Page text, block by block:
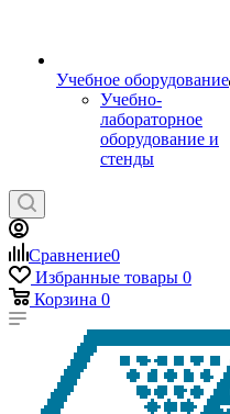
Учебное оборудование
Учебно-
лабораторное
оборудование и
стенды
Сравнение0
Избранные товары 0
Корзина 0